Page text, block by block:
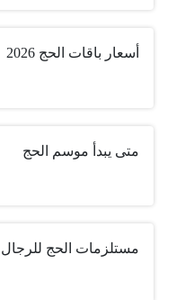
أسعار باقات الحج 2026
متى يبدأ موسم الحج
مستلزمات الحج للرجال